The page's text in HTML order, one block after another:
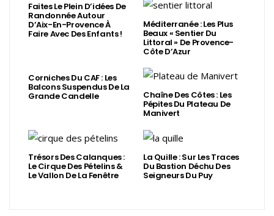
Faites Le Plein D’idées De
Randonnée Autour
D’Aix-En-Provence À
Faire Avec Des Enfants !
Méditerranée : Les Plus
Beaux « Sentier Du
Littoral » De Provence-
Côte D’Azur
Corniches Du CAF : Les
Balcons Suspendus De La
Grande Candelle Chaîne Des Côtes : Les
Pépites Du Plateau De
Manivert
Trésors Des Calanques :
Le Cirque Des Pételins &
Le Vallon De La Fenêtre
La Quille : Sur Les Traces
Du Bastion Déchu Des
Seigneurs Du Puy